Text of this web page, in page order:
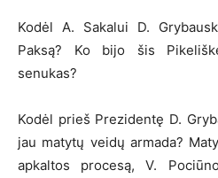
Kodėl A. Sakalui D.
Paksą? Ko bijo šis
senukas?
Kodėl prieš Prezidentę D.
jau matytų veidų armada?
apkaltos procesą, V.